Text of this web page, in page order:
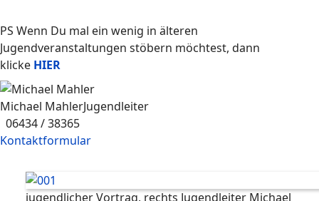
PS Wenn Du mal ein wenig in älteren
Jugendveranstaltungen stöbern möchtest, dann
klicke HIER
Michael MahlerJugendleiter
06434 / 38365
Kontaktformular
jugendlicher Vortrag, rechts Jugendleiter Michael